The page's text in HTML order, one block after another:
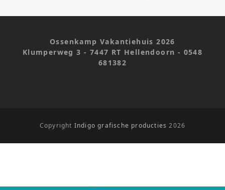
Ossenkamp Vakantiehuis 2026
Klumperweg 3 - 7447 RT Hellendoorn - 0548
681382
Copyright Indigo grafische producties 2026